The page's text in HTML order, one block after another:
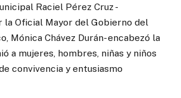
Raciel Pérez Cruz -
la Oficial Mayor del Gobierno del
Mónica Chávez Durán- encabezó la
a mujeres, hombres, niñas y niños
convivencia y entusiasmo